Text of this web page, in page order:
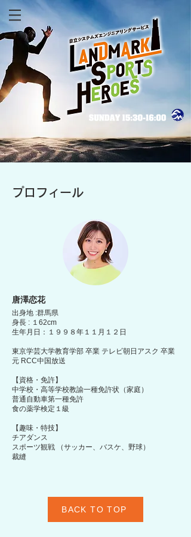
プロフィール
唐澤恋花
出身地 :群馬県
身長 : １62cm
生年月日：１９９８年１１月１２日
東京学芸大学教育学部 卒業 テレビ朝日アスク 卒業
元 RCC中国放送
【資格・免許】
中学校・高等学校教諭一種免許状（家庭）
普通自動車第一種免許
食の薬学検定１級
【趣味・特技】
チアダンス
スポーツ観戦 （サッカー、バスケ、野球）
裁縫
BACK TO TOP